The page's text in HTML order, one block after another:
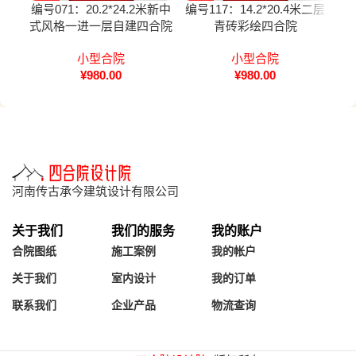
编号071：20.2*24.2米新中
式风格一进一层自建四合院
小型合院
¥980.00
编号117：14.2*20.4米二层
青砖彩绘四合院
小型合院
¥980.00
河南传古承今建筑设计有限公司
关于我们
合院图纸
关于我们
联系我们
我们的服务
施工案例
室内设计
企业产品
我的账户
我的帐户
我的订单
物流查询